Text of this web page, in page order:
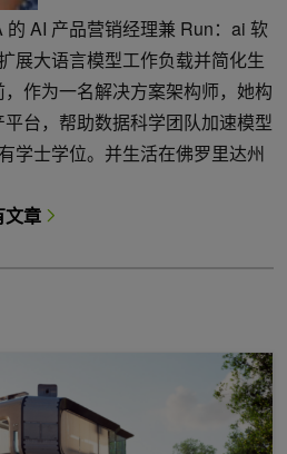
AI 产品营销经理兼 Run：ai 软
展大语言模型工作负载并简化生
作为一名解决方案架构师，她构
台，帮助数据科学团队加速模型
学士学位。并生活在佛罗里达州
章
光线追踪应用